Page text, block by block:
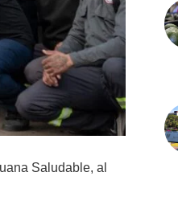
Saludable, al